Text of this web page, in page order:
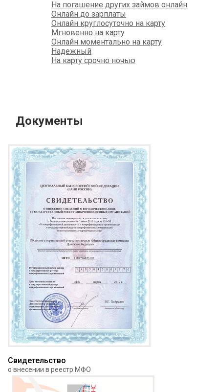
На погашение других займов онлайн
Онлайн до зарплаты
Онлайн круглосуточно на карту
Мгновенно на карту
Онлайн моментально на карту
Надежный
На карту срочно ночью
Документы
Свидетельство
о внесении в реестр МФО